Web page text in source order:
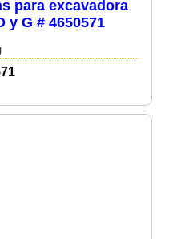
para excavadora
y G # 4650571